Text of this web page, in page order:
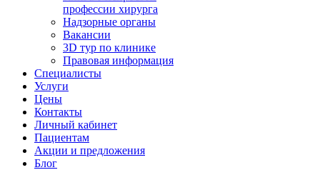
профессии хирурга
Надзорные органы
Вакансии
3D тур по клинике
Правовая информация
Специалисты
Услуги
Цены
Контакты
Личный кабинет
Пациентам
Акции и предложения
Блог